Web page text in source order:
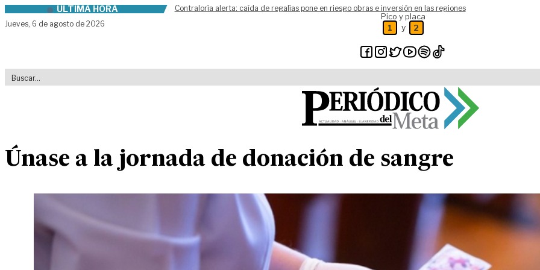
Skip to contentÚLTIMA HORA
Contraloría alerta: caída de regalías pone en riesgo obras e inversión en las regiones
Jueves, 6 de agosto de 2026
Pico y placa
1 y 2
Únase a la jornada de donación de sangre